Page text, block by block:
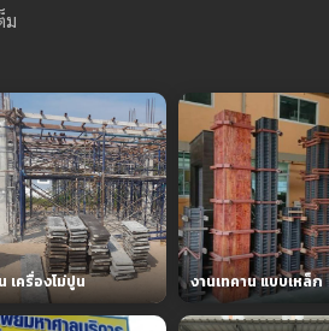
ม
เครื่องโม่ปูน งานเทคาน แบบเหล็ก